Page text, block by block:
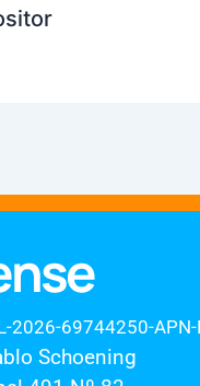
2026-69744250-
Schoening